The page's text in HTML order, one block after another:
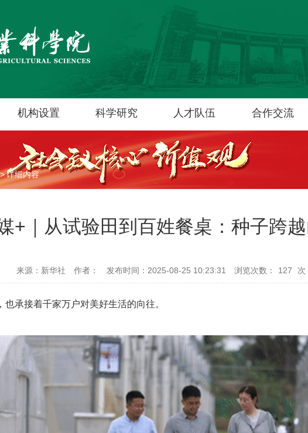
机构设置 科学研究 人才队伍 合作交流
>详细内容
+｜从试验田到百姓餐桌：种子跨
来源：新华社 作者： 发布时间：2025-08-25 10:23:31 浏览次数： 127 次
承接着千家万户对美好生活的向往。